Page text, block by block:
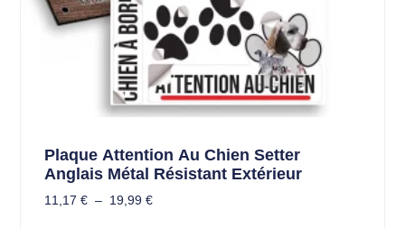
Plaque Attention Au Chien Setter
Anglais Métal Résistant Extérieur
11,17 € – 19,99 €